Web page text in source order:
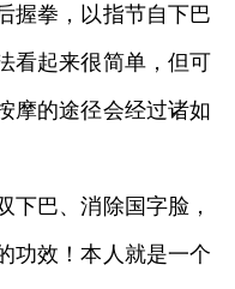
握拳，以指节自下巴
看起来很简单，但可
摩的途径会经过诸如
下巴、消除国字脸，
功效！本人就是一个